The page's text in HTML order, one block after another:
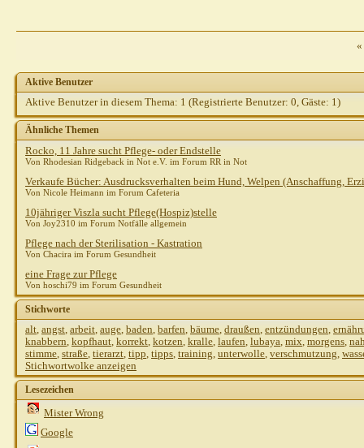
Steph821AW: Pflege25.10.2010,15:12
shirotoraAW: Pflege25.10.2010,16:13
Weitere Beiträge folgen...
HeinsAW: Pflege
GastAW: Pflege25.10.2010,15:50
Gast
Sibilla TeichertAW: Pflege25.10.2010,17:01
«
Aktive Benutzer
Aktive Benutzer in diesem Thema: 1 (Registrierte Benutzer: 0, Gäste: 1)
Ähnliche Themen
Rocko, 11 Jahre sucht Pflege- oder Endstelle
Von Rhodesian Ridgeback in Not e.V. im Forum RR in Not
Verkaufe Bücher: Ausdrucksverhalten beim Hund, Welpen (Anschaffung,
Von Nicole Heimann im Forum Cafeteria
10jähriger Viszla sucht Pflege(Hospiz)stelle
Von Joy2310 im Forum Notfälle allgemein
Pflege nach der Sterilisation - Kastration
Von Chacira im Forum Gesundheit
eine Frage zur Pflege
Von hoschi79 im Forum Gesundheit
Stichworte
alt, angst, arbeit, auge, baden, barfen, bäume, draußen, entzündungen,
knabbern, kopfhaut, korrekt, kotzen, kralle, laufen, lubaya, mix, morgens,
stimme, straße, tierarzt, tipp, tipps, training, unterwolle, verschmutzung,
Stichwortwolke anzeigen
Lesezeichen
Mister Wrong
Google